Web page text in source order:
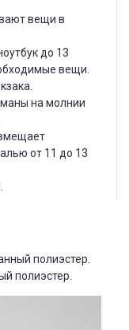
вещи в
до 13
вещи.
на молнии
от 11 до 13
полиэстер.
полиэстер.